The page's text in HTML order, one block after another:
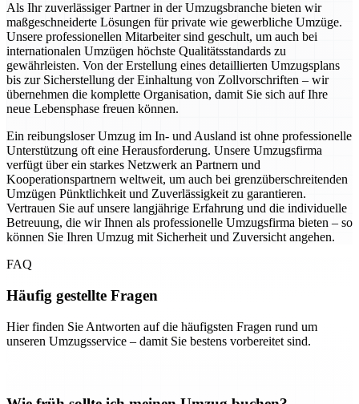
Als Ihr zuverlässiger Partner in der Umzugsbranche bieten wir
maßgeschneiderte Lösungen für private wie gewerbliche Umzüge.
Unsere professionellen Mitarbeiter sind geschult, um auch bei
internationalen Umzügen höchste Qualitätsstandards zu
gewährleisten. Von der Erstellung eines detaillierten Umzugsplans
bis zur Sicherstellung der Einhaltung von Zollvorschriften – wir
übernehmen die komplette Organisation, damit Sie sich auf Ihre
neue Lebensphase freuen können.
Ein reibungsloser Umzug im In- und Ausland ist ohne professionelle
Unterstützung oft eine Herausforderung. Unsere Umzugsfirma
verfügt über ein starkes Netzwerk an Partnern und
Kooperationspartnern weltweit, um auch bei grenzüberschreitenden
Umzügen Pünktlichkeit und Zuverlässigkeit zu garantieren.
Vertrauen Sie auf unsere langjährige Erfahrung und die individuelle
Betreuung, die wir Ihnen als professionelle Umzugsfirma bieten – so
können Sie Ihren Umzug mit Sicherheit und Zuversicht angehen.
FAQ
Häufig gestellte Fragen
Hier finden Sie Antworten auf die häufigsten Fragen rund um
unseren Umzugsservice – damit Sie bestens vorbereitet sind.